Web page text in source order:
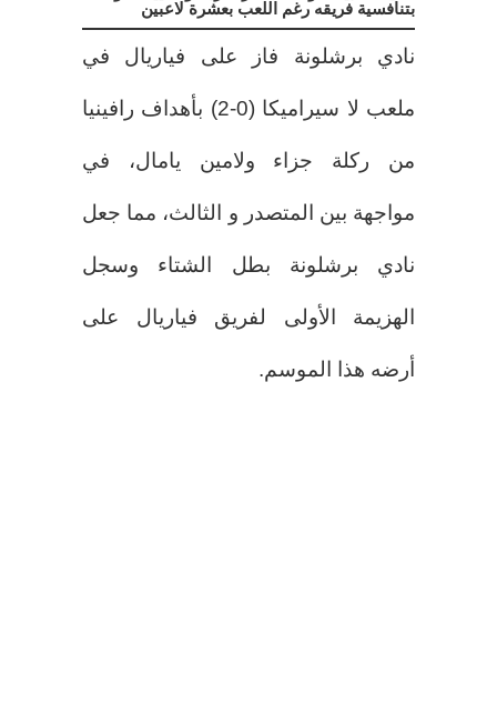
بتنافسية فريقه رغم اللعب بعشرة لاعبين
نادي برشلونة فاز على فياريال في
ملعب لا سيراميكا (0-2) بأهداف رافينيا
من ركلة جزاء ولامين يامال، في
مواجهة بين المتصدر و الثالث، مما جعل
نادي برشلونة بطل الشتاء وسجل
الهزيمة الأولى لفريق فياريال على
أرضه هذا الموسم.